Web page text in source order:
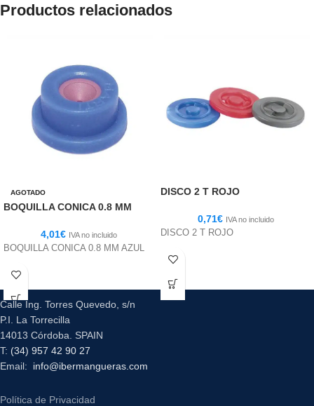
Productos relacionados
AGOTADO
BOQUILLA CONICA 0.8 MM
4,01€ IVA no incluido
BOQUILLA CONICA 0.8 MM AZUL
DISCO 2 T ROJO
0,71€ IVA no incluido
DISCO 2 T ROJO
Calle Ing. Torres Quevedo, s/n
P.I. La Torrecilla
14013 Córdoba. SPAIN
T: (34) 957 42 90 27
Email: info@ibermangueras.com
Política de Privacidad